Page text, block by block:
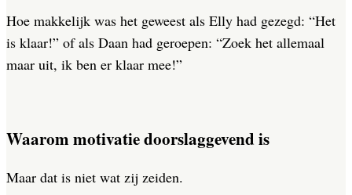
Hoe makkelijk was het geweest als Elly had gezegd: “Het
is klaar!” of als Daan had geroepen: “Zoek het allemaal
maar uit, ik ben er klaar mee!”
Waarom motivatie doorslaggevend is
Maar dat is niet wat zij zeiden.